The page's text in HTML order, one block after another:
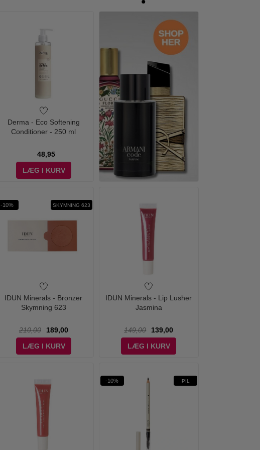
Derma - Eco Softening
Conditioner - 250 ml
48,95
LÆG I KURV
-10% SKYMNING 623
IDUN Minerals - Bronzer
Skymning 623
210,00
189,00
LÆG I KURV
IDUN Minerals - Lip Lusher
Jasmina
149,00
139,00
LÆG I KURV
-10% PIL